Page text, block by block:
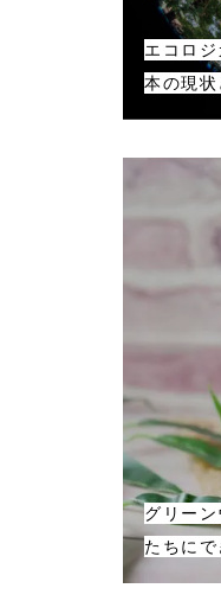
エコロジ
本の現状
グリーン
たちにで